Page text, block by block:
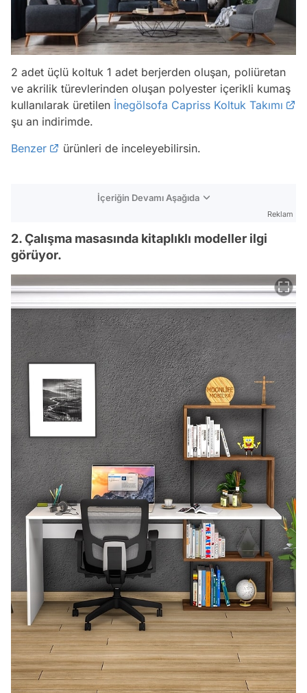
2 adet üçlü koltuk 1 adet berjerden oluşan, poliüretan
ve akrilik türevlerinden oluşan polyester içerikli kumaş
kullanılarak üretilen İnegölsofa Capriss Koltuk Takımı
şu an indirimde.
Benzer
ürünleri de inceleyebilirsin.
İçeriğin Devamı Aşağıda
Reklam
2. Çalışma masasında kitaplıklı modeller ilgi
görüyor.